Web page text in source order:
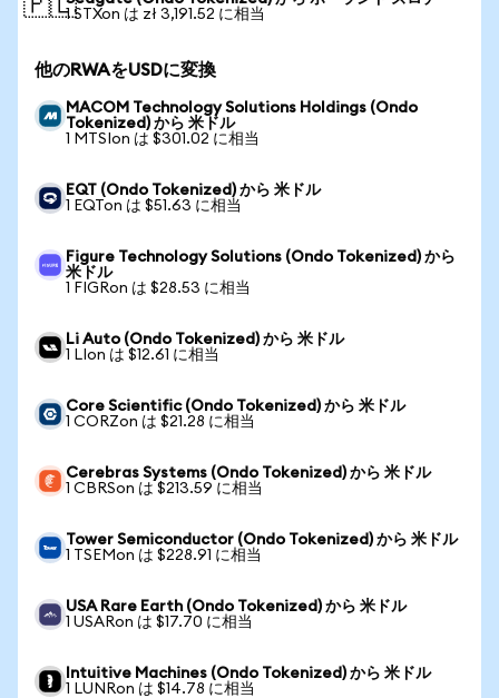
🇵🇱1 STXon は zł 3,191.52 に相当
他のRWAをUSDに変換
MACOM Technology Solutions Holdings (Ondo
Tokenized) から 米ドル
1 MTSIon は $301.02 に相当
EQT (Ondo Tokenized) から 米ドル
1 EQTon は $51.63 に相当
Figure Technology Solutions (Ondo Tokenized) から
米ドル
1 FIGRon は $28.53 に相当
Li Auto (Ondo Tokenized) から 米ドル
1 LIon は $12.61 に相当
Core Scientific (Ondo Tokenized) から 米ドル
1 CORZon は $21.28 に相当
Cerebras Systems (Ondo Tokenized) から 米ドル
1 CBRSon は $213.59 に相当
Tower Semiconductor (Ondo Tokenized) から 米ドル
1 TSEMon は $228.91 に相当
USA Rare Earth (Ondo Tokenized) から 米ドル
1 USARon は $17.70 に相当
Intuitive Machines (Ondo Tokenized) から 米ドル
1 LUNRon は $14.78 に相当